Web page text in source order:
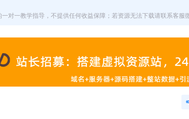
对一教学指导，不提供任何收益保障；若资源无法下载请联系客服